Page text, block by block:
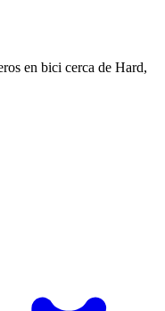
en bici cerca de Hard,